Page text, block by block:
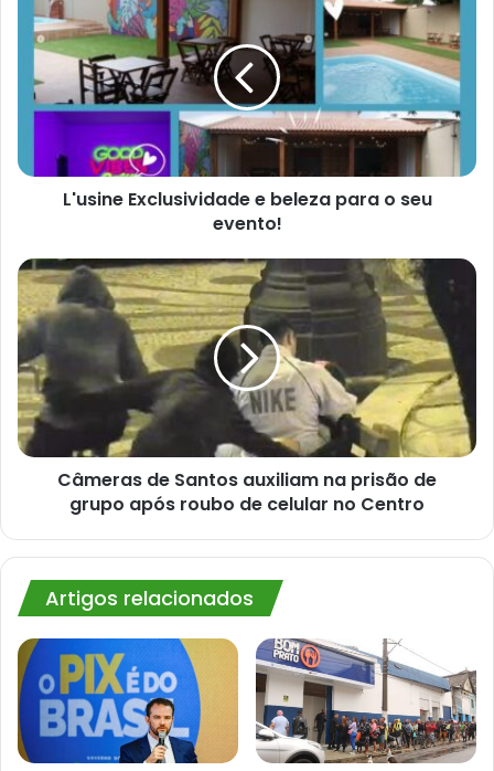
Exclusividade
beleza
para
evento!
L'usine Exclusividade e beleza para o seu
evento!
Câmeras
de
Santos
auxiliam
na
prisão
de
grupo
após
roubo
no
Câmeras de Santos auxiliam na prisão de
grupo após roubo de celular no Centro
Artigos relacionados